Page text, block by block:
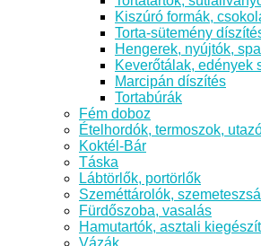
Kiszúró formák,
Torta-sütemény
Hengerek, nyújtók,
Keverőtálak, edények
Marcipán díszítés
Tortabúrák
Fém doboz
Ételhordók, termoszok,
Koktél-Bár
Táska
Lábtörlők, portörlők
Szeméttárolók,
Fürdőszoba, vasalás
Hamutartók, asztali
Vázák